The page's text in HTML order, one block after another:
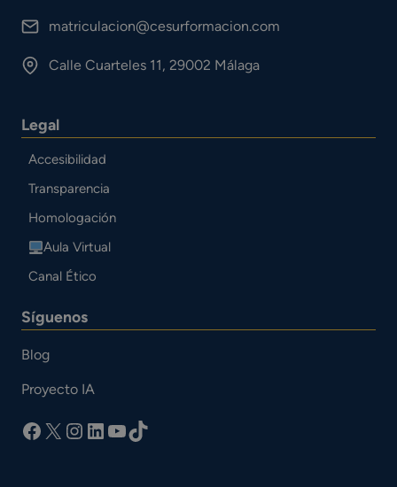
matriculacion@cesurformacion.com
Calle Cuarteles 11, 29002 Málaga
Legal
Accesibilidad
Transparencia
Homologación
Aula Virtual
Canal Ético
Síguenos
Blog
Proyecto IA
facebook
X Instagram
LinkedIn
YouTube
TikTok